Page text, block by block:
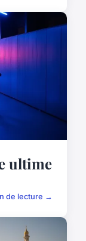
ultime
de lecture →